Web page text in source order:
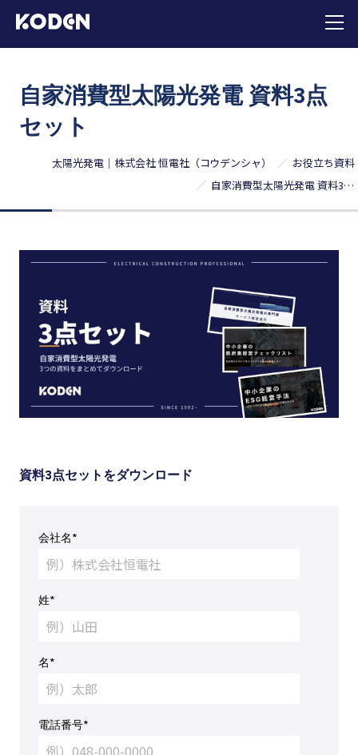
自家消費型太陽光発電 資料3点
セット
太陽光発電｜株式会社 恒電社（コウデンシャ）
お役立ち資料
自家消費型太陽光発電 資料3点セット
資料3点セットをダウンロード
会社名*
姓*
名*
電話番号*